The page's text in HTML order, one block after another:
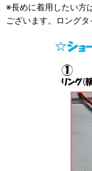
※長めに着用したい方
ございます。ロング